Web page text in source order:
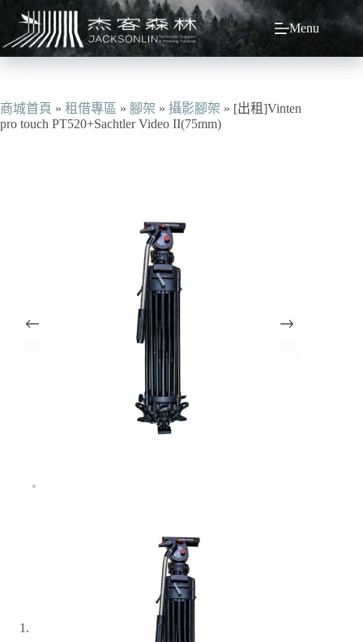
主
容
Menu
商城首頁 » 租借專區 » 腳架 » 攝影腳架 » [出租]Vinten
pro touch PT520+Sachtler Video II(75mm)